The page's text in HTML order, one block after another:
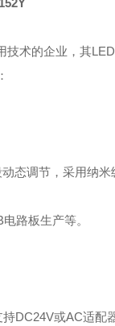
术的企业，其
态调节，采用纳
路板生产等。
DC24V或AC适配